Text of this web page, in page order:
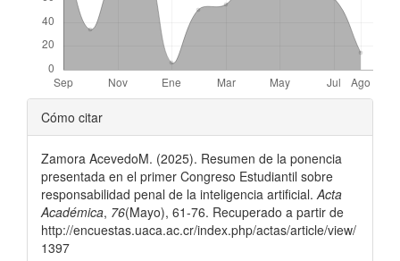
Cómo citar
Zamora AcevedoM. (2025). Resumen de la ponencia
presentada en el primer Congreso Estudiantil sobre
responsabilidad penal de la inteligencia artificial.Acta
Académica, 76(Mayo), 61-76. Recuperado a partir de
http://encuestas.uaca.ac.cr/index.php/actas/article/view/
1397